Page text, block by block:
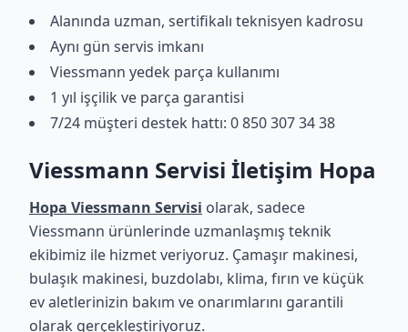
Alanında uzman, sertifikalı teknisyen kadrosu
Aynı gün servis imkanı
Viessmann yedek parça kullanımı
1 yıl işçilik ve parça garantisi
7/24 müşteri destek hattı: 0 850 307 34 38
Viessmann Servisi İletişim Hopa
Hopa Viessmann Servisi olarak, sadece
Viessmann ürünlerinde uzmanlaşmış teknik
ekibimiz ile hizmet veriyoruz. Çamaşır makinesi,
bulaşık makinesi, buzdolabı, klima, fırın ve küçük
ev aletlerinizin bakım ve onarımlarını garantili
olarak gerçekleştiriyoruz.